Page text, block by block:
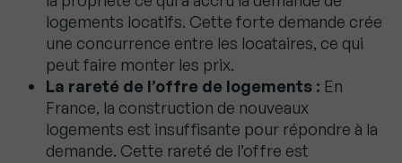
logements locatifs. Cette forte demande crée
une concurrence entre les locataires, ce qui
peut faire monter les prix.
La rareté de l’offre de logements : En
France, la construction de nouveaux
logements est insuffisante pour répondre à la
demande. Cette rareté de l’offre est